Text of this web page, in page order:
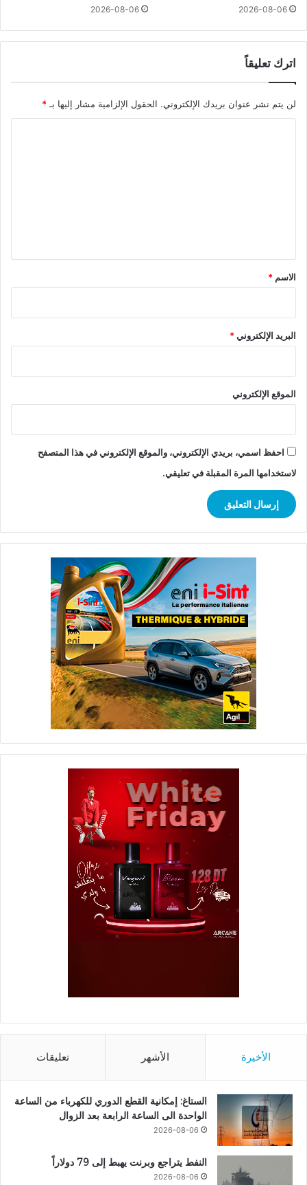
2026-08-06
2026-08-06
اترك تعليقاً
لن يتم نشر عنوان بريدك الإلكتروني. الحقول الإلزامية مشار إليها بـ *
*
الاسم *
البريد الإلكتروني*
الموقع الإلكتروني
احفظ اسمي، بريدي الإلكتروني، والموقع الإلكتروني في هذا المتصفح
لاستخدامها المرة المقبلة في تعليقي.
الأخيرة الأشهر تعليقات
الستاغ: إمكانية القطع الدوري للكهرباء من الساعة
الواحدة الى الساعة الرابعة بعد الزوال
2026-08-06
النفط يتراجع وبرنت يهبط إلى 79 دولاراً
2026-08-06